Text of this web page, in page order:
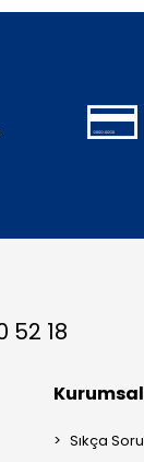
52 18
Kurumsal
Sıkça